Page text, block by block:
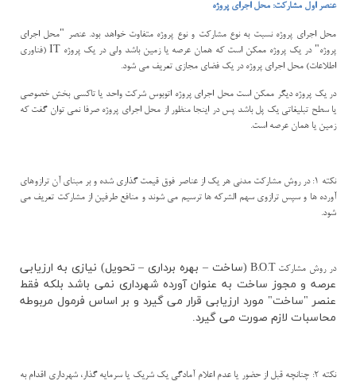
عنصر اول مشاركت: محل اجراي پروژه
محل اجراي پروژه نسبت به نوع مشاركت و نوع پروژه متفاوت خواهد بود. عنصر "محل اجراي
پروژه" در يك پروژه ممكن است كه همان عرصه يا زمين باشد ولي در يك پروژه IT (فناوري
اطلاعات) محل اجراي پروژه در يك فضاي مجازي تعريف مي شود.
در يك پروژه ديگر ممكن است محل اجراي پروژه اتوبوس شركت واحد يا تاكسي بخش خصوصي
يا سطح تبليغاتي يك پل باشد پس در اينجا منظور از محل اجراي پروژه صرفا نمي توان گفت كه
زمين يا همان عرصه است.
نكته 1: در روش مشاركت مدني هر يك از عناصر فوق قيمت گذاري شده و بر مبناي آن ترازوهاي
آورده ها و سپس ترازوي سهم الشركه ها ترسيم مي شوند و منافع طرفين از مشاركت تعريف مي
شود.
در روش مشاركت B.O.T (ساخت– بهره برداري –تحويل) نيازي به ارزيابي
عرصه و مجوز ساخت به عنوان آورده شهرداري نمي باشد بلكه فقط
عنصر "ساخت" مورد ارزيابي قرار مي گيرد و بر اساس فرمول مربوطه
محاسبات لازم صورت مي گيرد.
نكته 2: چنانچه قبل از حضور يا عدم اعلام آمادگي يك شريك يا سرمايه گذار، شهرداري اقدام به